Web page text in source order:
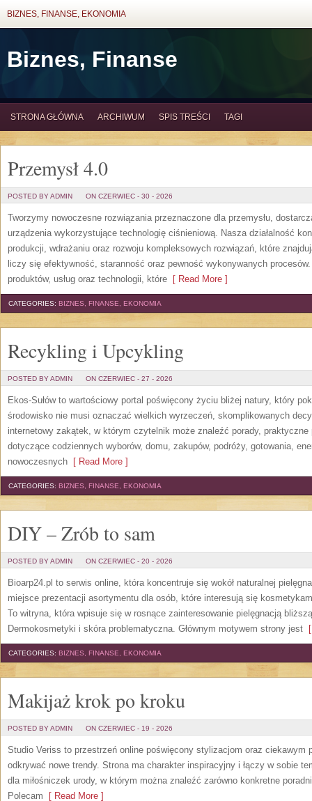
BIZNES, FINANSE, EKONOMIA
Biznes, Finanse
STRONA GŁÓWNA ARCHIWUM SPIS TREŚCI TAGI
Przemysł 4.0
POSTED BY ADMIN ON CZERWIEC - 30 - 2026
Tworzymy nowoczesne rozwiązania przeznaczone dla przemysłu,
urządzenia wykorzystujące technologię ciśnieniową. Nasza działalność
produkcji, wdrażaniu oraz rozwoju kompleksowych rozwiązań, które
liczy się efektywność, staranność oraz pewność wykonywanych
produktów, usług oraz technologii, które [ Read More ]
CATEGORIES: BIZNES, FINANSE, EKONOMIA
Recykling i Upcykling
POSTED BY ADMIN ON CZERWIEC - 27 - 2026
Ekos-Sułów to wartościowy portal poświęcony życiu bliżej natury, który
środowisko nie musi oznaczać wielkich wyrzeczeń, skomplikowanych
internetowy zakątek, w którym czytelnik może znaleźć porady,
dotyczące codziennych wyborów, domu, zakupów, podróży, gotowania,
nowoczesnych [ Read More ]
CATEGORIES: BIZNES, FINANSE, EKONOMIA
DIY – Zrób to sam
POSTED BY ADMIN ON CZERWIEC - 20 - 2026
Bioarp24.pl to serwis online, która koncentruje się wokół naturalnej
miejsce prezentacji asortymentu dla osób, które interesują się
To witryna, która wpisuje się w rosnące zainteresowanie pielęgnacją
Dermokosmetyki i skóra problematyczna. Głównym motywem strony jest
CATEGORIES: BIZNES, FINANSE, EKONOMIA
Makijaż krok po kroku
POSTED BY ADMIN ON CZERWIEC - 19 - 2026
Studio Veriss to przestrzeń online poświęcony stylizacjom oraz ciekawym
odkrywać nowe trendy. Strona ma charakter inspiracyjny i łączy w sobie
dla miłośniczek urody, w którym można znaleźć zarówno konkretne
Polecam [ Read More ]